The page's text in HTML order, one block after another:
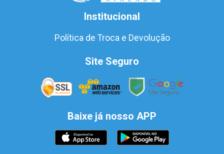
Institucional
Política de Troca e Devolução
Site Seguro
Baixe já nosso APP